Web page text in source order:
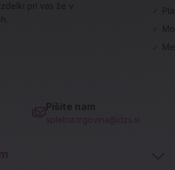
pri vas že v
Pišite nam
spletna.trgovina@dzs.si